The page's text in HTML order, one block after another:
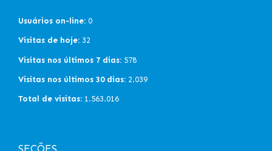
Usuários on-line: 0
Visitas de hoje: 32
Visitas nos últimos 7 dias: 578
Visitas nos últimos 30 dias: 2.039
Total de visitas: 1.563.016
SEÇÕES